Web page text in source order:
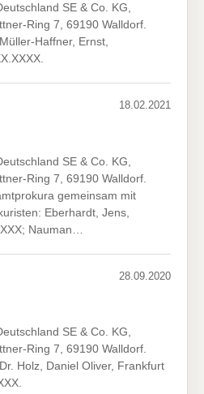
SE & Co. KG,
Ring 7, 69190 Walldorf.
Haffner, Ernst,
18.02.2021
SE & Co. KG,
Ring 7, 69190 Walldorf.
gemeinsam mit
Eberhardt, Jens,
Nauman…
28.09.2020
SE & Co. KG,
Ring 7, 69190 Walldorf.
Holz, Daniel Oliver, Frankfurt